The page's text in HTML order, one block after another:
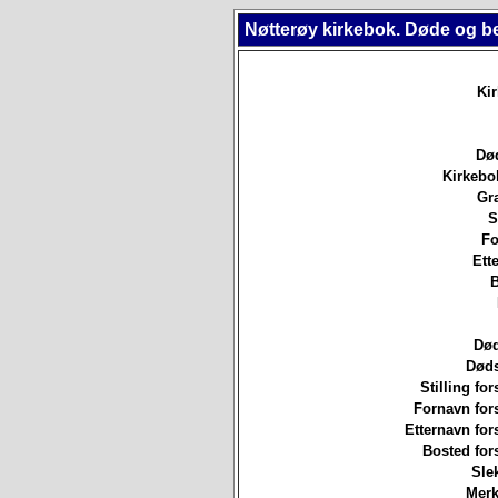
Nøtterøy kirkebok. Døde og
Stilling
Fornavn
Etternavn
Bosted